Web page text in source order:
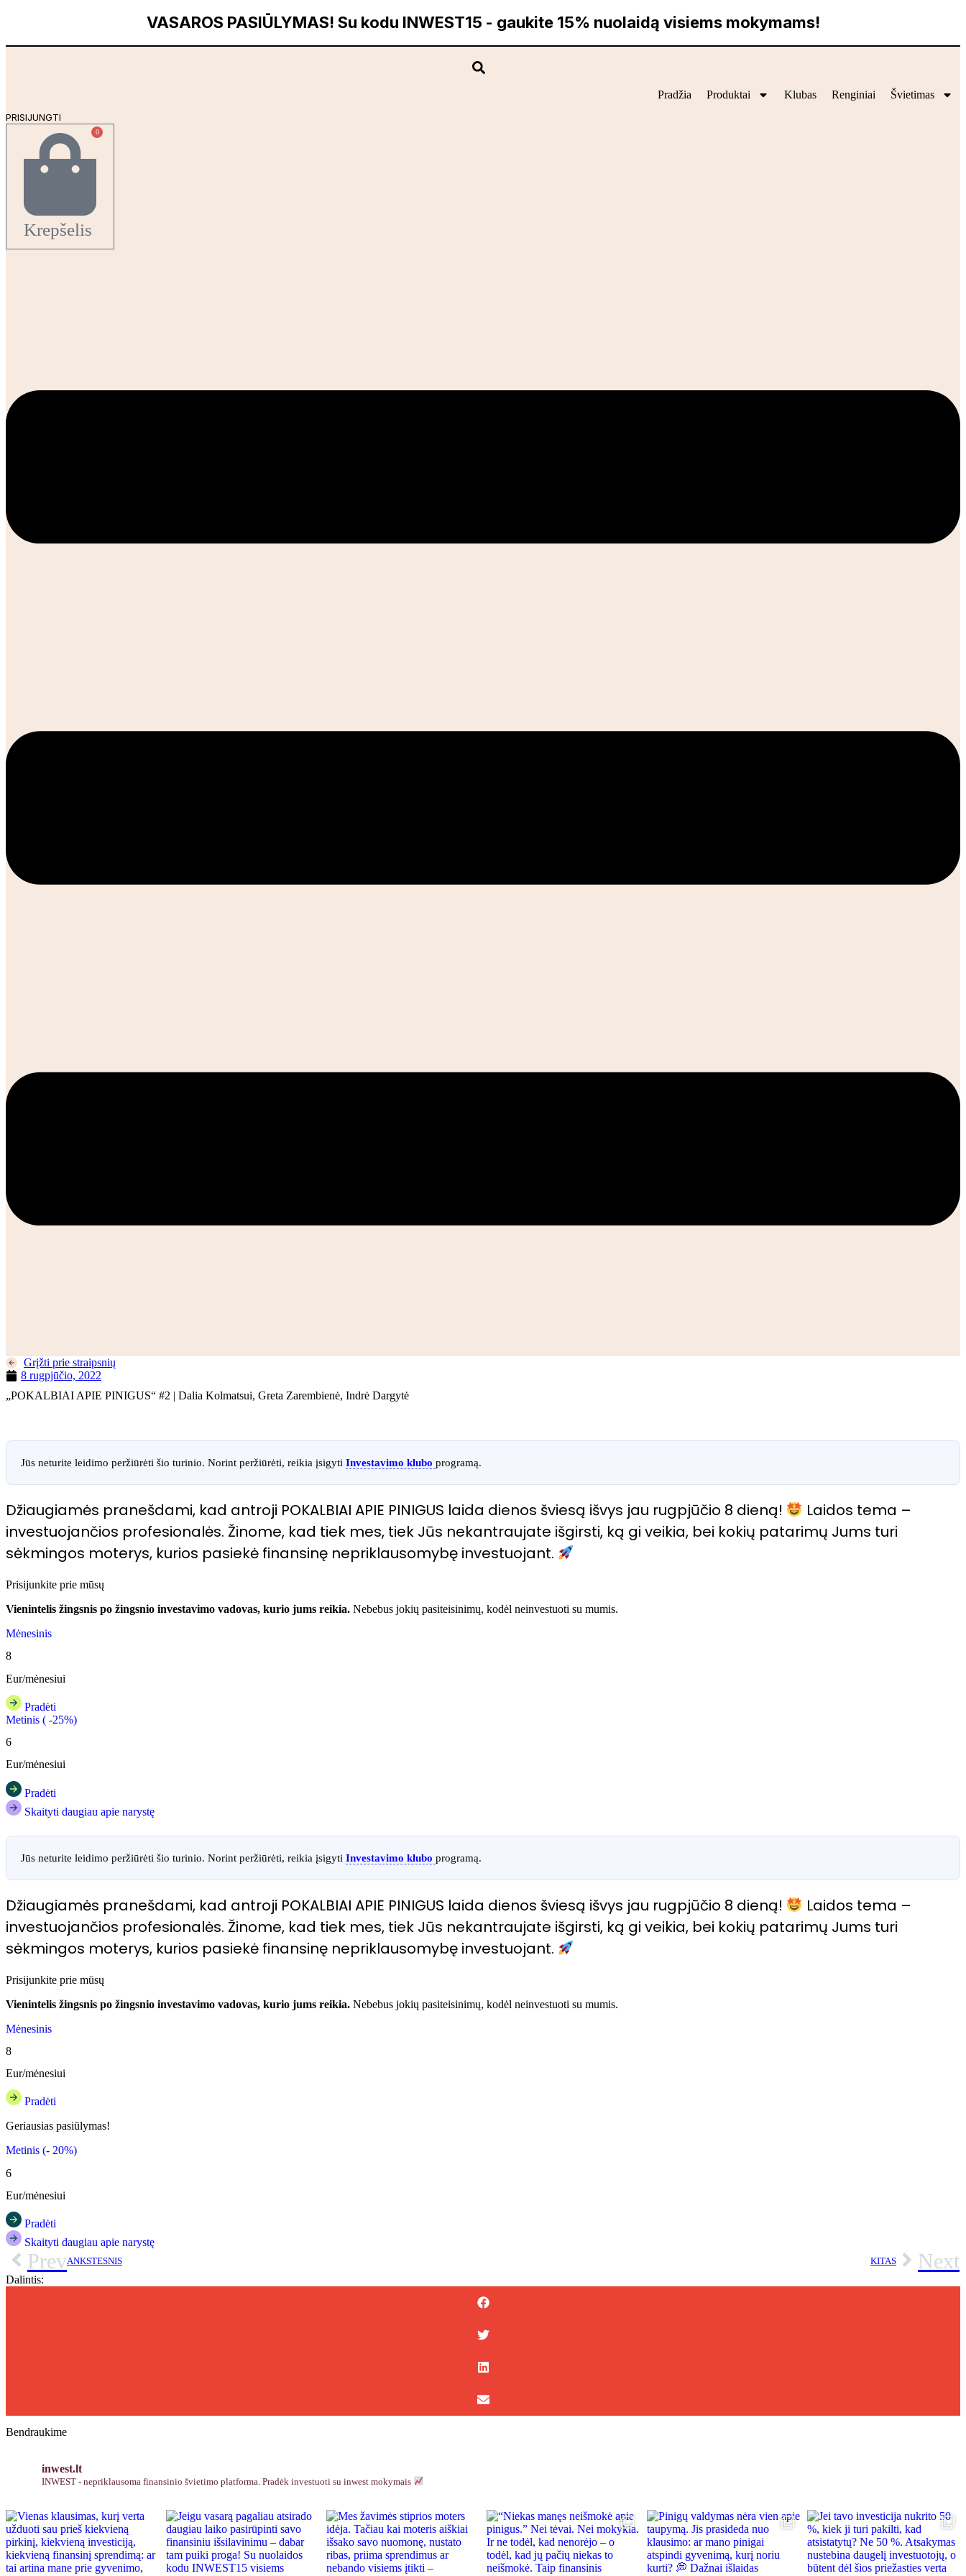
turinio
VASAROS PASIŪLYMAS! Su kodu INWEST15 - gaukite 15% nuolaidą visiems mokymams!
Pradžia Produktai Klubas Renginiai Švietimas
PRISIJUNGTI
0
Krepšelis
Grįžti prie straipsnių
8 rugpjūčio, 2022
„POKALBIAI APIE PINIGUS“ #2 | Dalia Kolmatsui, Greta Zarembienė, Indrė Dargytė
Jūs neturite leidimo peržiūrėti šio turinio. Norint peržiūrėti, reikia įsigyti Investavimo klubo programą.
Džiaugiamės pranešdami, kad antroji POKALBIAI APIE PINIGUS laida dienos šviesą išvys jau rugpjūčio 8 dieną!
Laidos tema –
investuojančios profesionalės. Žinome, kad tiek mes, tiek Jūs nekantraujate išgirsti, ką gi veikia, bei kokių patarimų Jums turi
sėkmingos moterys, kurios pasiekė finansinę nepriklausomybę investuojant.
Prisijunkite prie mūsų
Vienintelis žingsnis po žingsnio investavimo vadovas, kurio jums reikia. Nebebus jokių pasiteisinimų, kodėl neinvestuoti su mumis.
Mėnesinis
8
Eur/mėnesiui
Pradėti
Metinis ( -25%)
6
Eur/mėnesiui
Pradėti
Skaityti daugiau apie narystę
Jūs neturite leidimo peržiūrėti šio turinio. Norint peržiūrėti, reikia įsigyti Investavimo klubo programą.
Džiaugiamės pranešdami, kad antroji POKALBIAI APIE PINIGUS laida dienos šviesą išvys jau rugpjūčio 8 dieną!
Laidos tema –
investuojančios profesionalės. Žinome, kad tiek mes, tiek Jūs nekantraujate išgirsti, ką gi veikia, bei kokių patarimų Jums turi
sėkmingos moterys, kurios pasiekė finansinę nepriklausomybę investuojant.
Prisijunkite prie mūsų
Vienintelis žingsnis po žingsnio investavimo vadovas, kurio jums reikia. Nebebus jokių pasiteisinimų, kodėl neinvestuoti su mumis.
Mėnesinis
8
Eur/mėnesiui
Pradėti
Geriausias pasiūlymas!
Metinis (- 20%)
6
Eur/mėnesiui
Pradėti
Skaityti daugiau apie narystę
PrevANKSTESNIS KITAS Next
Dalintis:
Bendraukime
inwest.lt
INWEST - nepriklausoma finansinio švietimo platforma. Pradėk investuoti su inwest mokymais